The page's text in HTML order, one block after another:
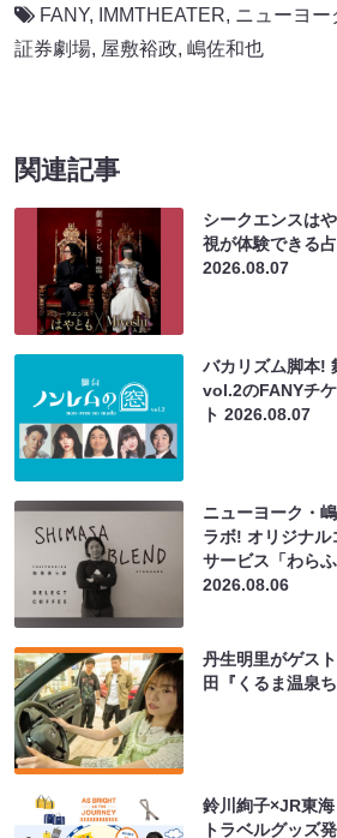
FANY, IMMTHEATER, ニューヨー
証券劇場, 屋敷裕政, 嶋佐和也
関連記事
シークエンスは
視が体験できる
2026.08.07
バカリズム脚本!
vol.2のFANYチ
ト2026.08.07
ニューヨーク・
ラボ! オリジナル
サービス「わら
2026.08.06
丹生明里がゲス
田『くるま温泉
鈴川絢子×JR東
トラベルグッズ